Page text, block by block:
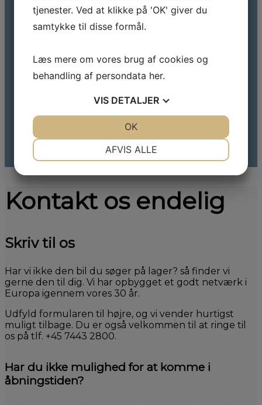
Kontakt os endelig
Skriv til os
Har vi ikke den bil du søger på lager? så finder vi
gerne den til dig. Vi har opbygget et godt netværk i
Europa igennem vores 30 år.
Udfyld formularen til højre, og vi vender hurtigst
muligt tilbage. Du er også velkommen til at ringe til
os på tlf. +45 7443 2800.
Har du ikke mulighed for at komme i
åbningstiden?
tjenester. Ved at klikke på 'OK' giver du
samtykke til disse formål.
Læs mere om vores brug af cookies og
behandling af persondata her.
VIS DETALJER
AFVIS ALLE
OK